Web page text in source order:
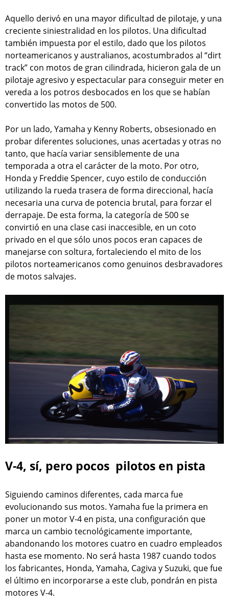
Aquello derivó en una mayor dificultad de pilotaje, y una
creciente siniestralidad en los pilotos. Una dificultad
también impuesta por el estilo, dado que los pilotos
norteamericanos y australianos, acostumbrados al “dirt
track” con motos de gran cilindrada, hicieron gala de un
pilotaje agresivo y espectacular para conseguir meter en
vereda a los potros desbocados en los que se habían
convertido las motos de 500.
Por un lado, Yamaha y Kenny Roberts, obsesionado en
probar diferentes soluciones, unas acertadas y otras no
tanto, que hacía variar sensiblemente de una
temporada a otra el carácter de la moto. Por otro,
Honda y Freddie Spencer, cuyo estilo de conducción
utilizando la rueda trasera de forma direccional, hacía
necesaria una curva de potencia brutal, para forzar el
derrapaje. De esta forma, la categoría de 500 se
convirtió en una clase casi inaccesible, en un coto
privado en el que sólo unos pocos eran capaces de
manejarse con soltura, fortaleciendo el mito de los
pilotos norteamericanos como genuinos desbravadores
de motos salvajes.
V-4, sí, pero pocos pilotos en pista
Siguiendo caminos diferentes, cada marca fue
evolucionando sus motos. Yamaha fue la primera en
poner un motor V-4 en pista, una configuración que
marca un cambio tecnológicamente importante,
abandonando los motores cuatro en cuadro empleados
hasta ese momento. No será hasta 1987 cuando todos
los fabricantes, Honda, Yamaha, Cagiva y Suzuki, que fue
el último en incorporarse a este club, pondrán en pista
motores V-4.